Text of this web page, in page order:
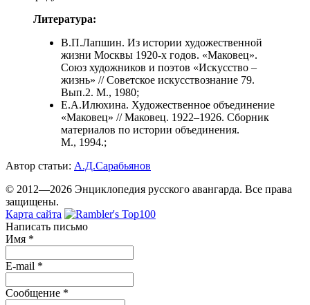
Литература:
В.П.Лапшин. Из истории художественной
жизни Москвы 1920-х годов. «Маковец».
Союз художников и поэтов «Искусство –
жизнь» // Советское искусствознание 79.
Вып.2. М., 1980;
Е.А.Илюхина. Художественное объединение
«Маковец» // Маковец. 1922–1926. Сборник
материалов по истории объединения.
М., 1994.;
Автор статьи: А.Д.Сарабьянов
© 2012—2026 Энциклопедия русского авангарда. Все права
защищены.
Карта сайта
Написать письмо
Имя *
E-mail *
Сообщение *